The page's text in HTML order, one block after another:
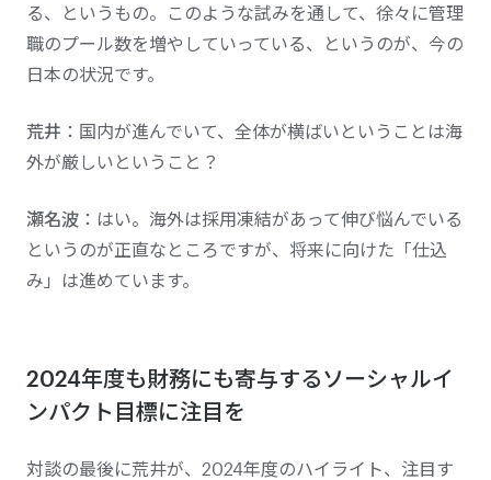
る、というもの。このような試みを通して、徐々に管理
職のプール数を増やしていっている、というのが、今の
日本の状況です。
荒井 ：国内が進んでいて、全体が横ばいということは海
外が厳しいということ？
瀬名波 ：はい。海外は採用凍結があって伸び悩んでいる
というのが正直なところですが、将来に向けた「仕込
み」は進めています。
2024年度も財務にも寄与するソーシャルイ
ンパクト目標に注目を
対談の最後に荒井が、2024年度のハイライト、注目す